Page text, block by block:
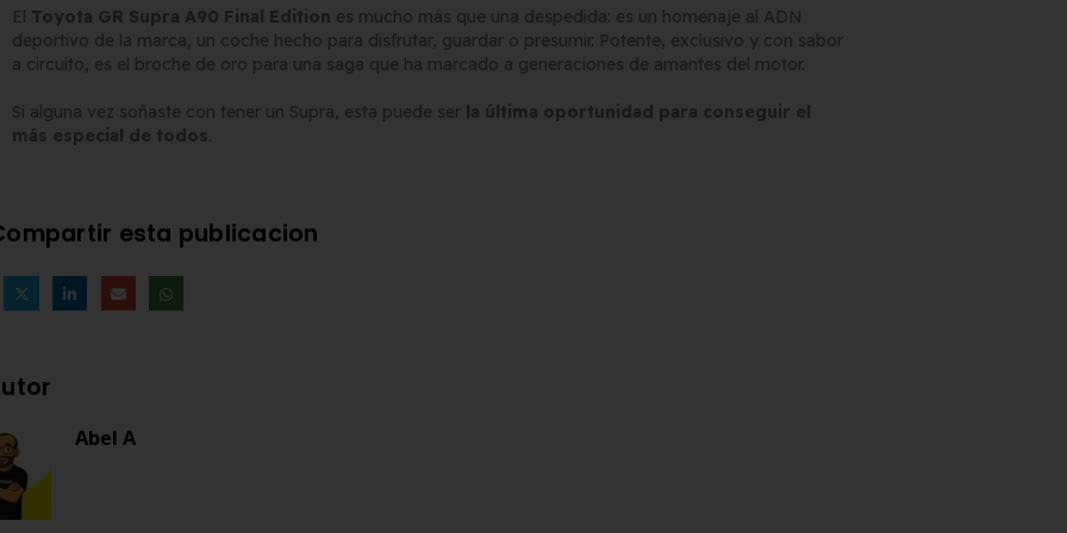
El Toyota GR Supra A90 Final Edition es mucho más que una despedida: es un homenaje al ADN
deportivo de la marca, un coche hecho para disfrutar, guardar o presumir. Potente, exclusivo y con sabor
a circuito, es el broche de oro para una saga que ha marcado a generaciones de amantes del motor.
Si alguna vez soñaste con tener un Supra, esta puede ser la última oportunidad para conseguir el
más especial de todos.
esta publicacion
Abel A